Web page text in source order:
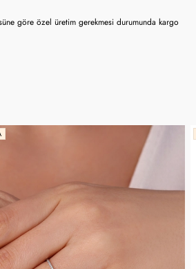
göre özel üretim gerekmesi durumunda kargo